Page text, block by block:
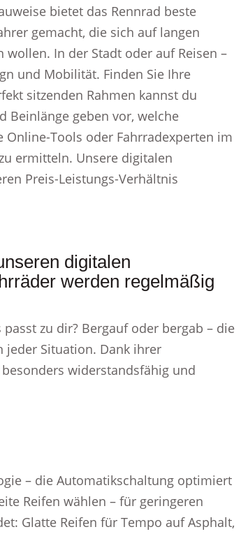
bietet das Rennrad beste
gemacht, die sich auf langen
In der Stadt oder auf Reisen –
und Mobilität. Finden Sie Ihre
sitzenden Rahmen kannst du
Beinlänge geben vor, welche
Online-Tools oder Fahrradexperten im
ermitteln. Unsere digitalen
Preis-Leistungs-Verhältnis
digitalen
werden regelmäßig
zu dir? Bergauf oder bergab – die
jeder Situation. Dank ihrer
widerstandsfähig und
– die Automatikschaltung optimiert
Reifen wählen – für geringeren
Glatte Reifen für Tempo auf Asphalt,